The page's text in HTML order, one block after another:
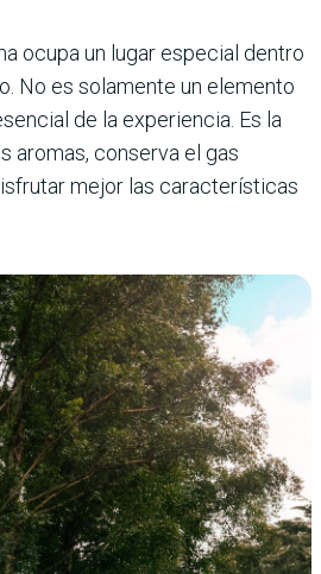
ocupa un lugar especial dentro
No es solamente un ele­mento
de la experiencia. Es la
aromas, conserva el gas
mejor las características